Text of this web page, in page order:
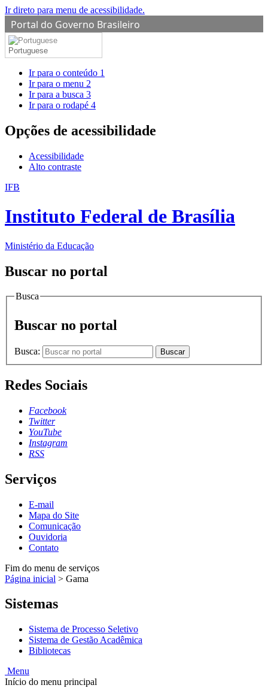
Ir direto para menu de acessibilidade.
Portal do Governo Brasileiro
Portuguese
Ir para o conteúdo 1
Ir para o menu 2
Ir para a busca 3
Ir para o rodapé 4
Opções de acessibilidade
Acessibilidade
Alto contraste
IFB
Instituto Federal de Brasília
Ministério da Educação
Buscar no portal
Busca
Buscar no portal
Busca: Buscar
Redes Sociais
Facebook
Twitter
YouTube
Instagram
RSS
Serviços
E-mail
Mapa do Site
Comunicação
Ouvidoria
Contato
Fim do menu de serviços
Página inicial > Gama
Sistemas
Sistema de Processo Seletivo
Sistema de Gestão Acadêmica
Bibliotecas
Menu
Início do menu principal